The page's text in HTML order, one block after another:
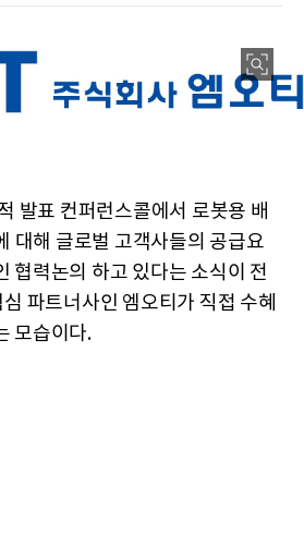
발표 컨퍼런스콜에서 로봇용 배
대해 글로벌 고객사들의 공급요
협력논의 하고 있다는 소식이 전
파트너사인 엠오티가 직접 수혜
모습이다.